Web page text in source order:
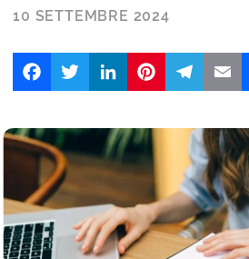
10 SETTEMBRE 2024
FacebookTwitter LinkedIn